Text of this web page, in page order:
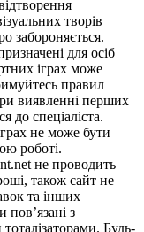
творів
забороняється.
для осіб
іграх може
правил
виявленні перших
до спеціаліста.
не може бути
роботі.
не проводить
також сайт не
та інших
пов’язані з
Будь-